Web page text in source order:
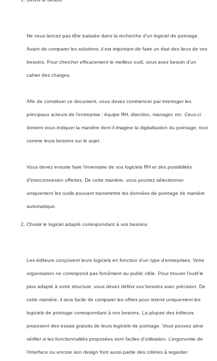
Ne vous lancez pas tête baissée dans la recherche d’un logiciel de pointage.
Avant de comparer les solutions, il est important de faire un état des lieux de vos
besoins. Pour chercher efficacement le meilleur outil, vous avez besoin d’un
cahier des charges.
Afin de constituer ce document, vous devez commencer par interroger les
principaux acteurs de l’entreprise : équipe RH, direction, manager, etc. Ceux-ci
doivent vous indiquer la manière dont il imagine la digitalisation du pointage, tout
comme leurs besoins sur le sujet.
Vous devez ensuite faire l’inventaire de vos logiciels RH et des possibilités
d’interconnexion offertes. De cette manière, vous pourrez sélectionner
uniquement les outils pouvant transmettre les données de pointage de manière
automatique.
Choisir le logiciel adapté correspondant à vos besoins
Les éditeurs conçoivent leurs logiciels en fonction d’un type d’entreprises. Votre
organisation ne correspond pas forcément au public cible. Pour trouver l’outil le
plus adapté à votre structure, vous devez définir vos besoins avec précision. De
cette manière, il sera facile de comparer les offres pour retenir uniquement les
logiciels de pointage correspondant à vos besoins. La plupart des éditeurs
proposent des essais gratuits de leurs logiciels de pointage. Vous pouvez ainsi
vérifier si les fonctionnalités proposées sont faciles d’utilisation. L’ergonomie de
l’interface ou encore son design font aussi partie des critères à regarder.